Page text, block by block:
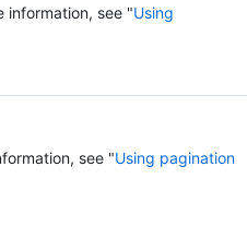
information, see "Using
see "Using pagination